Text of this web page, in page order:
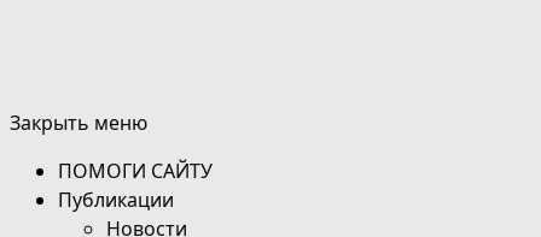
Закрыть меню
ПОМОГИ САЙТУ
Публикации
Новости